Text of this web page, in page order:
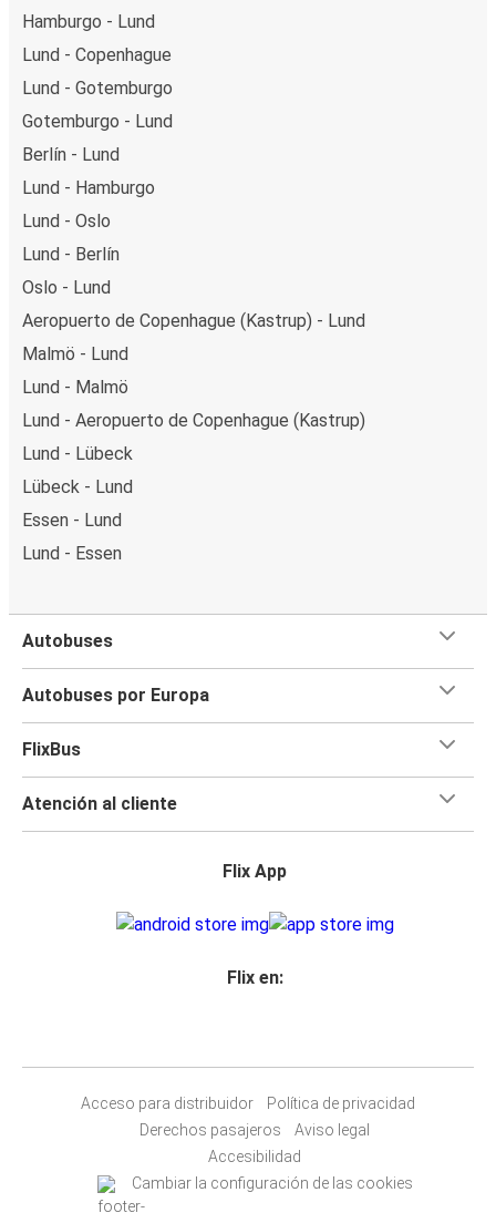
Hamburgo - Lund
Lund - Copenhague
Lund - Gotemburgo
Gotemburgo - Lund
Berlín - Lund
Lund - Hamburgo
Lund - Oslo
Lund - Berlín
Oslo - Lund
Aeropuerto de Copenhague (Kastrup) - Lund
Malmö - Lund
Lund - Malmö
Lund - Aeropuerto de Copenhague (Kastrup)
Lund - Lübeck
Lübeck - Lund
Essen - Lund
Lund - Essen
Autobuses
Autobuses por Europa
FlixBus
Atención al cliente
Flix App
Flix en:
Acceso para distribuidor
Política de privacidad
Derechos pasajeros
Aviso legal
Accesibilidad
Cambiar la configuración de las cookies